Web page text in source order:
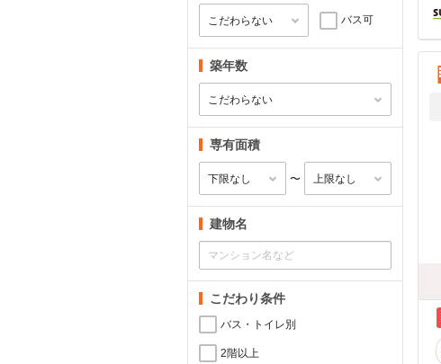
バス可
築年数
専有面積
〜
建物名
こだわり条件
バス・トイレ別
2階以上